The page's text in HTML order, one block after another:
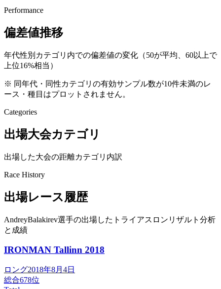
Performance
偏差値推移
年代性別カテゴリ内での偏差値の変化（50が平均、60以上で
上位16%相当）
※ 同年代・同性カテゴリの有効サンプル数が10件未満のレ
ース・種目はプロットされません。
Categories
出場大会カテゴリ
出場した大会の距離カテゴリ内訳
Race History
出場レース履歴
AndreyBalakirev選手の出場したトライアスロンリザルト分析
と成績
IRONMAN Tallinn 2018
ロング2018年8月4日
総合678位